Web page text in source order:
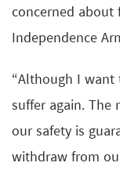
concerned about
Independence
“Although I
suffer again. The
our safety is
withdraw from